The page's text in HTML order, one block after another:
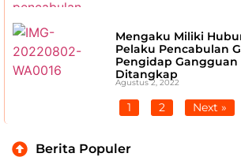
Mengaku Miliki
Pelaku Pencabulan
Pengidap
Ditangkap
Agustus 2, 2022
1 2 Next »
Berita Populer